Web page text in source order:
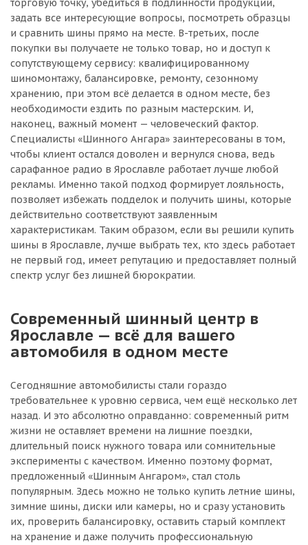
торговую точку, убедиться в подлинности продукции,
задать все интересующие вопросы, посмотреть образцы
и сравнить шины прямо на месте. В-третьих, после
покупки вы получаете не только товар, но и доступ к
сопутствующему сервису: квалифицированному
шиномонтажу, балансировке, ремонту, сезонному
хранению, при этом всё делается в одном месте, без
необходимости ездить по разным мастерским. И,
наконец, важный момент — человеческий фактор.
Специалисты «Шинного Ангара» заинтересованы в том,
чтобы клиент остался доволен и вернулся снова, ведь
сарафанное радио в Ярославле работает лучше любой
рекламы. Именно такой подход формирует лояльность,
позволяет избежать подделок и получить шины, которые
действительно соответствуют заявленным
характеристикам. Таким образом, если вы решили купить
шины в Ярославле, лучше выбрать тех, кто здесь работает
не первый год, имеет репутацию и предоставляет полный
спектр услуг без лишней бюрократии.
Современный шинный центр в
Ярославле — всё для вашего
автомобиля в одном месте
Сегодняшние автомобилисты стали гораздо
требовательнее к уровню сервиса, чем ещё несколько лет
назад. И это абсолютно оправданно: современный ритм
жизни не оставляет времени на лишние поездки,
длительный поиск нужного товара или сомнительные
эксперименты с качеством. Именно поэтому формат,
предложенный «Шинным Ангаром», стал столь
популярным. Здесь можно не только купить летние шины,
зимние шины, диски или камеры, но и сразу установить
их, проверить балансировку, оставить старый комплект
на хранение и даже получить профессиональную